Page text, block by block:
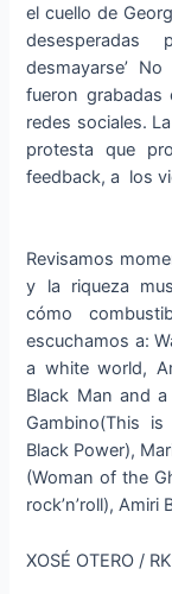
el cuello de
desmayarse’
fueron
redes sociales.
protesta que
feedback, a los
Revisamos
y la riqueza
cómo
escuchamos a:
a white world,
Black Man and
Gambino(This
Black Power),
(Woman of the
rock’n’roll),
XOSÉ OTERO /